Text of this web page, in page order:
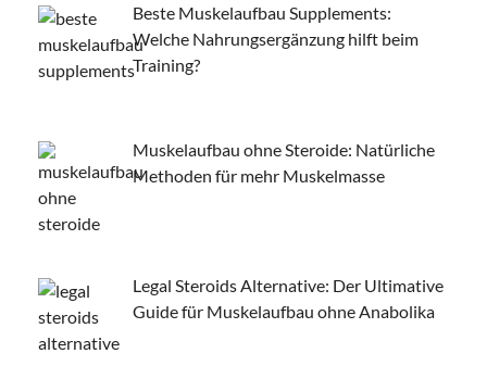
Beste Muskelaufbau Supplements:
Welche Nahrungsergänzung hilft beim
Training?
Muskelaufbau ohne Steroide: Natürliche
Methoden für mehr Muskelmasse
Legal Steroids Alternative: Der Ultimative
Guide für Muskelaufbau ohne Anabolika